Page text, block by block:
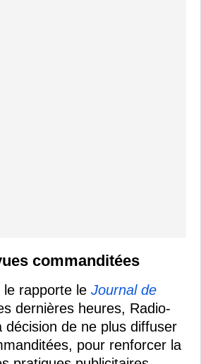
commanditées
rapporte le Journal de
dernières heures, Radio-
décision de ne plus diffuser
pour renforcer la